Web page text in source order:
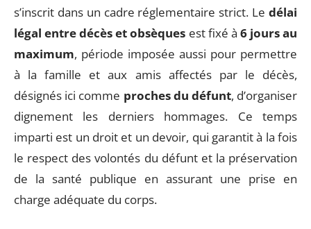
s’inscrit dans un cadre réglementaire strict. Le délai
légal entre décès et obsèques est fixé à 6 jours au
maximum, période imposée aussi pour permettre
à la famille et aux amis affectés par le décès,
désignés ici comme proches du défunt, d’organiser
dignement les derniers hommages. Ce temps
imparti est un droit et un devoir, qui garantit à la fois
le respect des volontés du défunt et la préservation
de la santé publique en assurant une prise en
charge adéquate du corps.